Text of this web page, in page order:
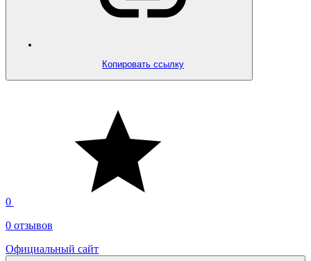
Копировать ссылку
0
0 отзывов
Официальный сайт